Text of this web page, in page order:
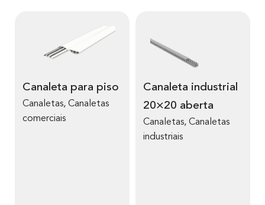
Canaleta para piso
Canaletas, Canaletas
comerciais
Canaleta industrial
20×20 aberta
Canaletas, Canaletas
industriais